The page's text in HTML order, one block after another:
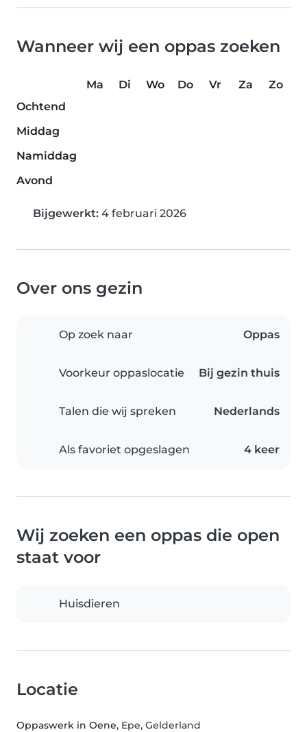
Wanneer wij een oppas zoeken
Ma Di Wo Do Vr Za
Zo
Ochtend
Middag
Namiddag
Avond
Bijgewerkt: 4 februari 2026
Over ons gezin
Op zoek naar Oppas
Voorkeur oppaslocatie Bij gezin thuis
Talen die wij spreken Nederlands
Als favoriet opgeslagen 4 keer
Wij zoeken een oppas die open
staat voor
Huisdieren
Locatie
Oppaswerk in Oene, Epe, Gelderland